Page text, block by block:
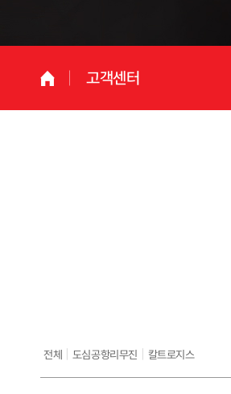
고객센터
전체 도심공항리무진 칼트로지스